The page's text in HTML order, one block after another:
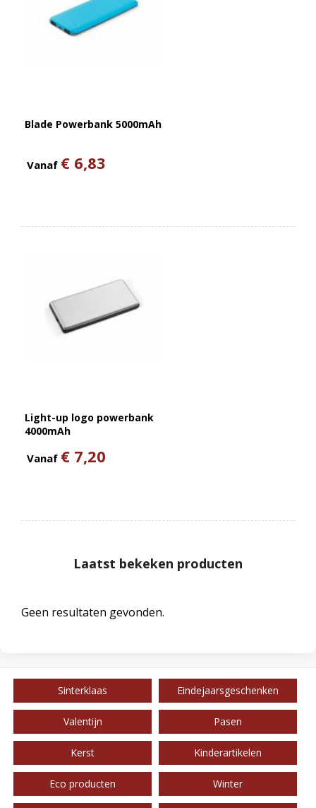
Blade Powerbank 5000mAh
Vanaf € 6,83
Light-up logo powerbank
4000mAh
Vanaf € 7,20
Laatst bekeken producten
Geen resultaten gevonden.
Sinterklaas Eindejaarsgeschenken
Valentijn Pasen
Kerst Kinderartikelen
Eco producten Winter